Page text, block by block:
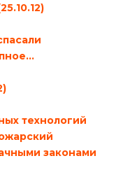
технологий
законами